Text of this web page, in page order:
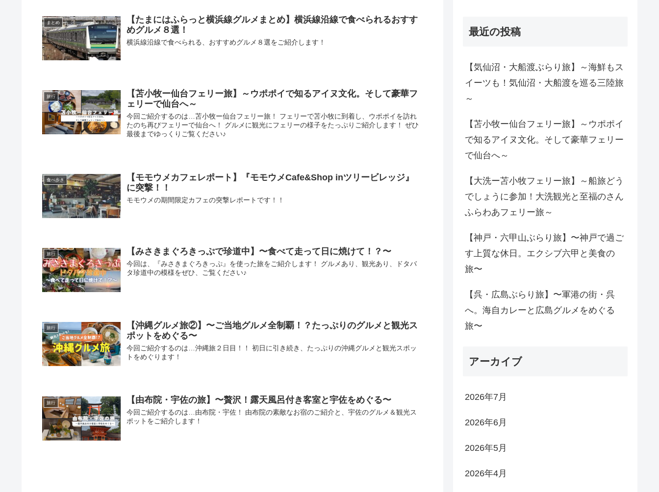
まとめ
【たまにはふらっと横浜線グルメまとめ】横浜線沿線で食べられるおすす
めグルメ８選！
横浜線沿線で食べられる、おすすめグルメ８選をご紹介します！
旅行
【苫小牧ー仙台フェリー旅】～ウポポイで知るアイヌ文化。そして豪華フ
ェリーで仙台へ～
今回ご紹介するのは…苫小牧ー仙台フェリー旅！ フェリーで苫小牧に到着し、ウポポイを訪れ
たのち再びフェリーで仙台へ！ グルメに観光にフェリーの様子をたっぷりご紹介します！ ぜひ
最後までゆっくりご覧ください♪
食べ歩き
【モモウメカフェレポート】『モモウメCafe&Shop inツリービレッジ』
に突撃！！
モモウメの期間限定カフェの突撃レポートです！！
旅行 【みさきまぐろきっぷで珍道中】〜食べて走って日に焼けて！？〜
今回は、『みさきまぐろきっぷ』を使った旅をご紹介します！ グルメあり、観光あり、ドタバ
タ珍道中の模様をぜひ、ご覧ください♪
旅行
【沖縄グルメ旅②】〜ご当地グルメ全制覇！？たっぷりのグルメと観光ス
ポットをめぐる〜
今回ご紹介するのは…沖縄旅２日目！！ 初日に引き続き、たっぷりの沖縄グルメと観光スポッ
トをめぐります！
旅行 【由布院・宇佐の旅】〜贅沢！露天風呂付き客室と宇佐をめぐる〜
今回ご紹介するのは…由布院・宇佐！ 由布院の素敵なお宿のご紹介と、宇佐のグルメ＆観光ス
ポットをご紹介します！
最近の投稿
【気仙沼・大船渡ぶらり旅】～海鮮もス
イーツも！気仙沼・大船渡を巡る三陸旅
～
【苫小牧ー仙台フェリー旅】～ウポポイ
で知るアイヌ文化。そして豪華フェリー
で仙台へ～
【大洗ー苫小牧フェリー旅】～船旅どう
でしょうに参加！大洗観光と至福のさん
ふらわあフェリー旅～
【神戸・六甲山ぶらり旅】〜神戸で過ご
す上質な休日。エクシブ六甲と美食の
旅〜
【呉・広島ぶらり旅】〜軍港の街・呉
へ。海自カレーと広島グルメをめぐる
旅〜
アーカイブ
2026年7月
2026年6月
2026年5月
2026年4月